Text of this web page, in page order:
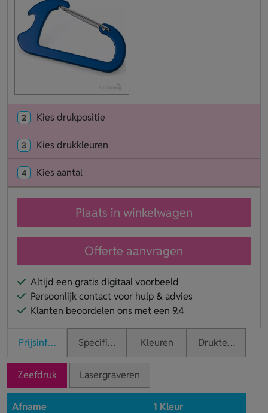
2 Kies drukpositie
3 Kies drukkleuren
4 Kies aantal
Plaats in winkelwagen
Offerte aanvragen
Altijd een gratis digitaal voorbeeld
Persoonlijk contact voor hulp & advies
Klanten beoordelen ons met een 9.4
PrijsinformatieSpecificaties Kleuren Druktechnieken
Zeefdruk Lasergraveren
Afname 1 Kleur